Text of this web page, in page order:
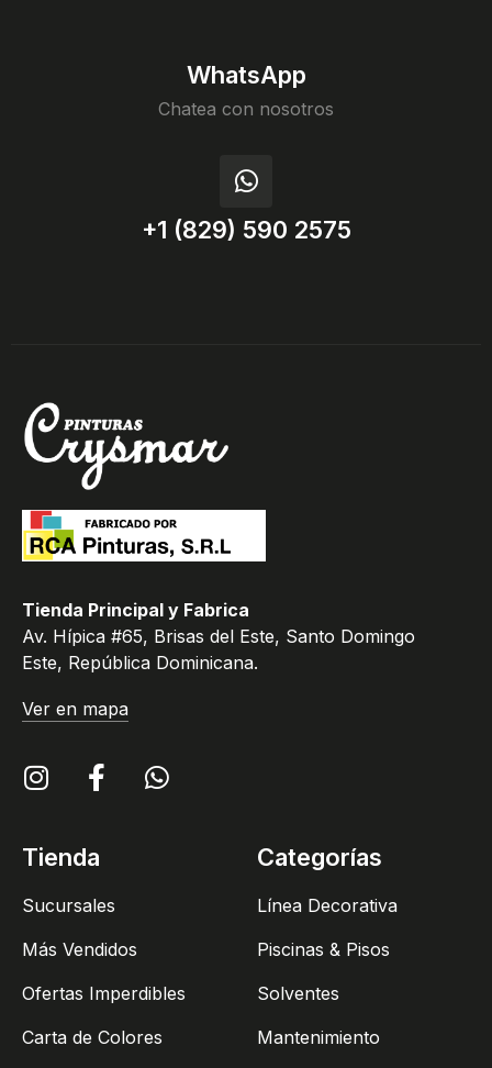
WhatsApp
Chatea con nosotros
+1 (829) 590 2575
Tienda Principal y Fabrica
Av. Hípica #65, Brisas del Este, Santo Domingo
Este, República Dominicana.
Ver en mapa
Tienda
Sucursales
Más Vendidos
Ofertas Imperdibles
Carta de Colores
Categorías
Línea Decorativa
Piscinas & Pisos
Solventes
Mantenimiento